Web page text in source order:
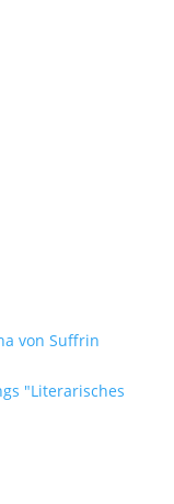
von Suffrin
"Literarisches